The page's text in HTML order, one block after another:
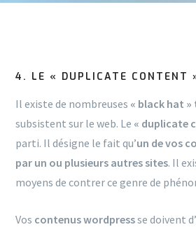
4. LE « DUPLICATE CONTENT
Il existe de nombreuses « black hat
subsistent sur le web. Le « duplicate
parti. Il désigne le fait qu’un de vos
par un ou plusieurs autres sites. Il
moyens de contrer ce genre de
Vos contenus wordpressse doivent